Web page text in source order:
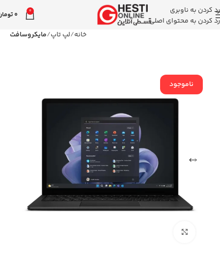
رد کردن به ناوبری
رد کردن به محتوای اصلی
0
0
خانه لپ تاپ مایکروسافت
ناموجود